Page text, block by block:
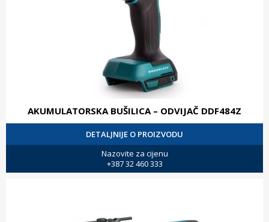
AKUMULATORSKA BUŠILICA – ODVIJAČ DDF484Z
DETALJNIJE O PROIZVODU
Nazovite za cijenu
+387 32 460 333